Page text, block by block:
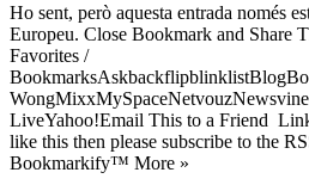
Ho sent, però aquesta entrada només
Europeu. Close Bookmark and Share
Favorites /
LiveYahoo!Email This to a Friend
like this then please subscribe to the
Bookmarkify™ More »